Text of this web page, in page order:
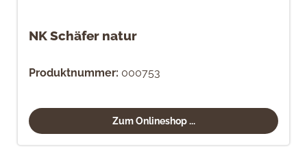
NK Schäfer natur
Produktnummer: 000753
Zum Onlineshop ...